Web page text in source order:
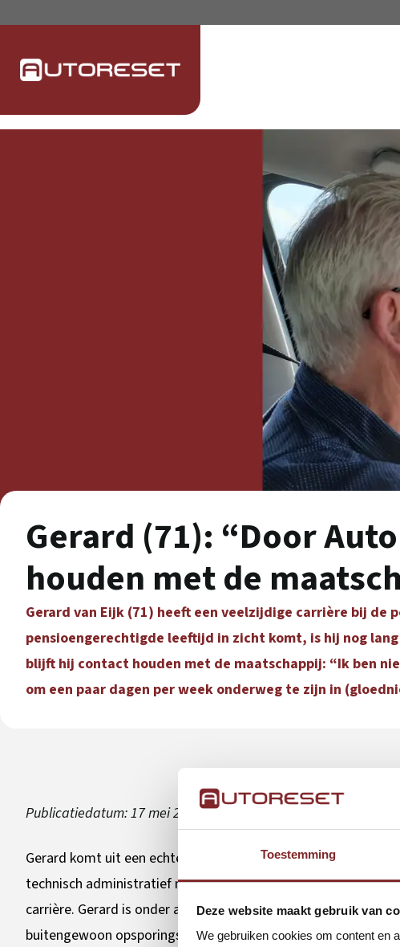
Toestemming
Deze website maakt gebruik van
We gebruiken cookies om content en
Gerard (71): “Door
houden met de
Gerard van Eijk (71) heeft een veelzijdige carrière bij de
pensioengerechtigde leeftijd in zicht komt, is hij nog
blijft hij contact houden met de maatschappij: “Ik ben
om een paar dagen per week onderweg te zijn in
Publicatiedatum:17 mei 2023
Gerard komt uit een echte politiefamilie. Zijn opa, vader,
technisch administratief medewerker bij het Polblad: de
carrière. Gerard is onder andere betrokken bij de oprichting
buitengewoon opsporingsambtenaar (boa) voor de